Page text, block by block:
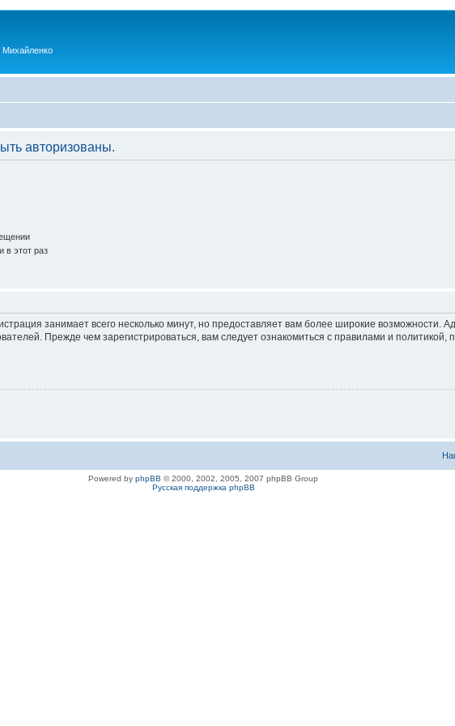
Михайленко
авторизованы.
в этот раз
занимает всего несколько минут, но предоставляет вам более широкие возможности.
Прежде чем зарегистрироваться, вам следует ознакомиться с правилами и
Powered by phpBB © 2000, 2002, 2005, 2007 phpBB Group
Русская поддержка phpBB